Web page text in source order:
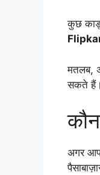
कुछ
मतलब,
सकते हैं।
अगर आप